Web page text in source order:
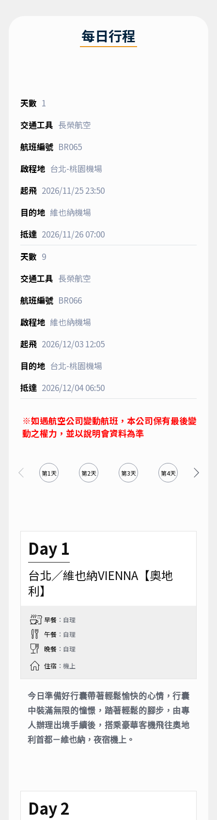
每日行程
1
長榮航空
BR065
台北-桃園機場
2026/11/2523:50
維也納機場
2026/11/2607:00
9
長榮航空
BR066
維也納機場
2026/12/0312:05
台北-桃園機場
2026/12/0406:50
※如遇航空公司變動航班，本公司保有最後變
動之權力，並以說明會資料為準
第1天 第2天 第3天 第4天
Day 1
台北／維也納VIENNA【奧地
利】
早餐：自理
午餐：自理
晚餐：自理
住宿 ：機上
今日準備好行囊帶著輕鬆愉快的心情，行囊
中裝滿無限的憧憬，踏著輕鬆的腳步，由專
人辦理出境手續後，搭乘豪華客機飛往奧地
利首都－維也納，夜宿機上。
Day 2